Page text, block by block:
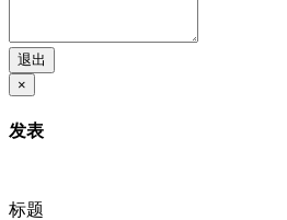
退出
×
发表
标题